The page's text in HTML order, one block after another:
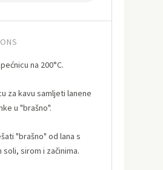
na 200°C.
za kavu samljeti lanene
u "brašno".
"brašno" od lana s
soli, sirom i začinima.